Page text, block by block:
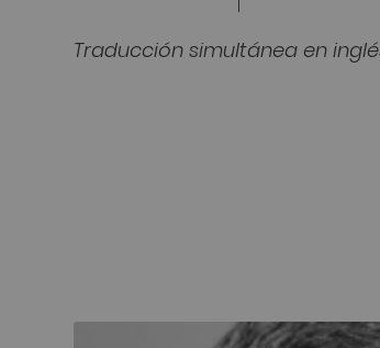
Traducción simultánea en